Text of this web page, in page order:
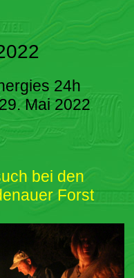
24h
Mai 2022
bei den
Forst